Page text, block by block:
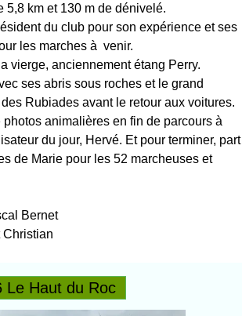
5,8 km et 130 m de dénivelé.
du club pour son expérience et ses
les marches à venir.
vierge, anciennement étang Perry.
ses abris sous roches et le grand
Rubiades avant le retour aux voitures.
animalières en fin de parcours à
du jour, Hervé. Et pour terminer, part
de Marie pour les 52 marcheuses et
Bernet
Christian
Le Haut du Roc